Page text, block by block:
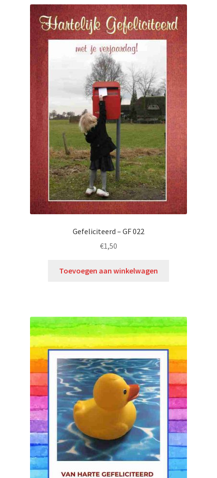
Gefeliciteerd – GF 022
€1,50
Toevoegen aan winkelwagen